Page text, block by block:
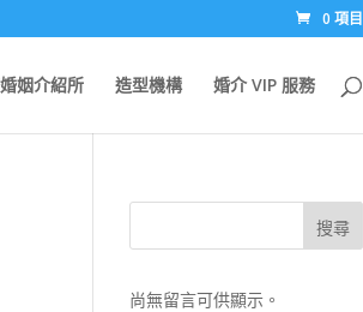
0 項目
姻介紹所 造型機構 婚介 VIP 服務
搜尋
尚無留言可供顯示。